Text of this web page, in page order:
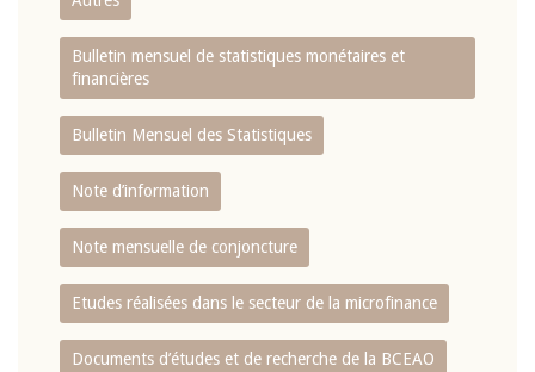
Bulletin mensuel de statistiques monétaires et
financières
Bulletin Mensuel des Statistiques
Note d’information
Note mensuelle de conjoncture
Etudes réalisées dans le secteur de la microfinance
Documents d’études et de recherche de la BCEAO